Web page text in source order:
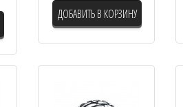
ДОБАВИТЬ В КОРЗИНУ